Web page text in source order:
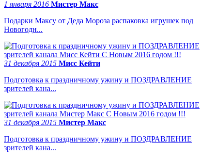
1 января 2016 Мистер Макс
Подарки Максу от Деда Мороза распаковка игрушек под
Новогодн...
31 декабря 2015 Мисс Кейти
Подготовка к праздничному ужину и ПОЗДРАВЛЕНИЕ
зрителей кана...
31 декабря 2015 Мистер Макс
Подготовка к праздничному ужину и ПОЗДРАВЛЕНИЕ
зрителей кана...